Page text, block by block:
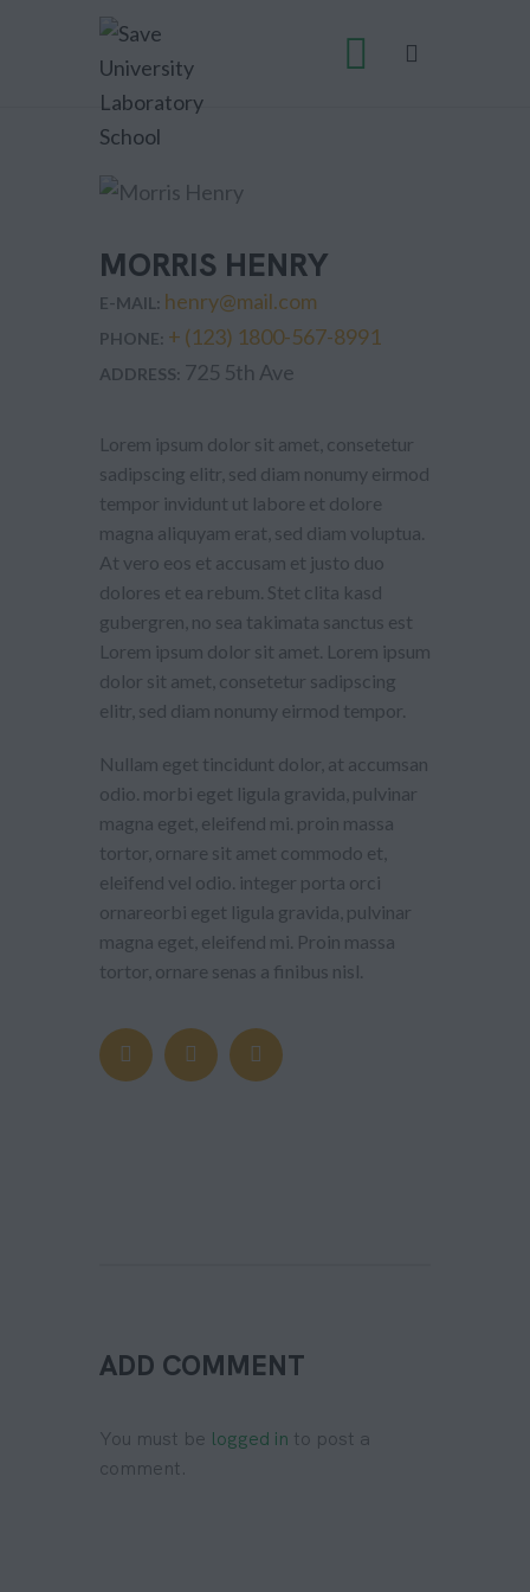
MORRIS HENRY
E-MAIL: henry@mail.com
PHONE: + (123) 1800-567-8991
ADDRESS: 725 5th Ave
Lorem ipsum dolor sit amet, consetetur
sadipscing elitr, sed diam nonumy eirmod
tempor invidunt ut labore et dolore
magna aliquyam erat, sed diam voluptua.
At vero eos et accusam et justo duo
dolores et ea rebum. Stet clita kasd
gubergren, no sea takimata sanctus est
Lorem ipsum dolor sit amet. Lorem ipsum
dolor sit amet, consetetur sadipscing
elitr, sed diam nonumy eirmod tempor.
Nullam eget tincidunt dolor, at accumsan
odio. morbi eget ligula gravida, pulvinar
magna eget, eleifend mi. proin massa
tortor, ornare sit amet commodo et,
eleifend vel odio. integer porta orci
ornareorbi eget ligula gravida, pulvinar
magna eget, eleifend mi. Proin massa
tortor, ornare senas a finibus nisl.
ADD COMMENT
You must be logged in to post a
comment.